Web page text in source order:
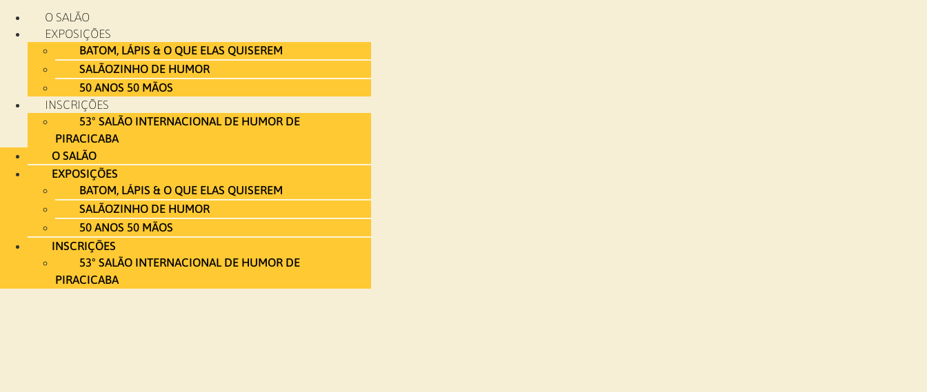
para
conteúdo
O SALÃO
EXPOSIÇÕES
BATOM, LÁPIS & O QUE ELAS QUISEREM
SALÃOZINHO DE HUMOR
50 ANOS 50 MÃOS
INSCRIÇÕES
53º SALÃO INTERNACIONAL DE HUMOR DE
PIRACICABA
O SALÃO
EXPOSIÇÕES
BATOM, LÁPIS & O QUE ELAS QUISEREM
SALÃOZINHO DE HUMOR
50 ANOS 50 MÃOS
INSCRIÇÕES
53º SALÃO INTERNACIONAL DE HUMOR DE
PIRACICABA